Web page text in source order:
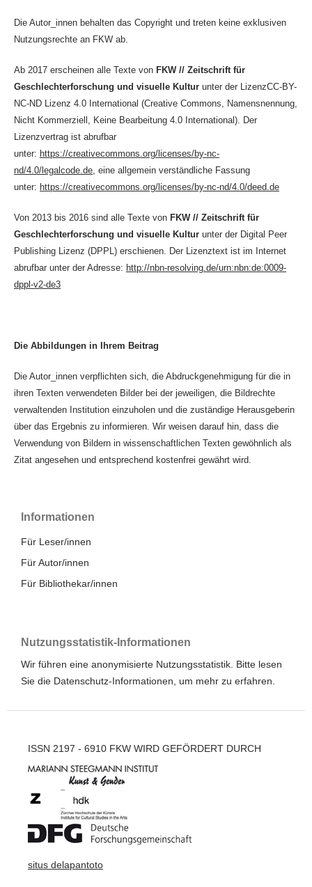
Die Autor_innen behalten das Copyright und treten keine exklusiven
Nutzungsrechte an FKW ab.
Ab 2017 erscheinen alle Texte von FKW // Zeitschrift für
Geschlechterforschung und visuelle Kulturunter der LizenzCC-BY-
NC-ND Lizenz 4.0 International (Creative Commons, Namensnennung,
Nicht Kommerziell, Keine Bearbeitung 4.0 International). Der
Lizenzvertrag ist abrufbar
unter: https://creativecommons.org/licenses/by-nc-
nd/4.0/legalcode.de, eine allgemein verständliche Fassung
unter: https://creativecommons.org/licenses/by-nc-nd/4.0/deed.de
Von 2013 bis 2016 sind alle Texte von FKW // Zeitschrift für
Geschlechterforschung und visuelle Kulturunter der Digital Peer
Publishing Lizenz (DPPL) erschienen. Der Lizenztext ist im Internet
abrufbar unter der Adresse: http://nbn-resolving.de/urn:nbn:de:0009-
dppl-v2-de3
Die Abbildungen in Ihrem Beitrag
Die Autor_innen verpflichten sich, die Abdruckgenehmigung für die in
ihren Texten verwendeten Bilder bei der jeweiligen, die Bildrechte
verwaltenden Institution einzuholen und die zuständige Herausgeberin
über das Ergebnis zu informieren. Wir weisen darauf hin, dass die
Verwendung von Bildern in wissenschaftlichen Texten gewöhnlich als
Zitat angesehen und entsprechend kostenfrei gewährt wird.
Informationen
Für Leser/innen
Für Autor/innen
Für Bibliothekar/innen
Nutzungsstatistik-Informationen
Wir führen eine anonymisierte Nutzungsstatistik. Bitte lesen
Sie die Datenschutz-Informationen, um mehr zu erfahren.
ISSN 2197 - 6910 FKW WIRD GEFÖRDERT DURCH
situs delapantoto